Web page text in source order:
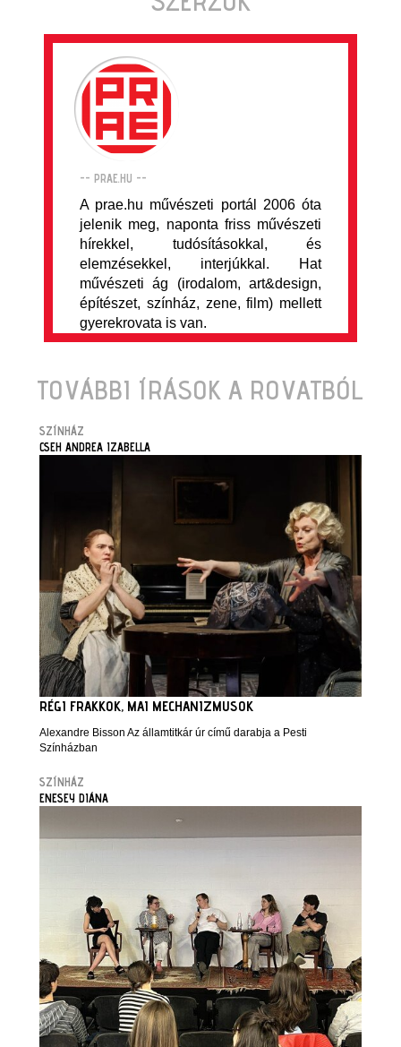
-- PRAE.HU --
A prae.hu művészeti portál 2006 óta
jelenik meg, naponta friss művészeti
hírekkel, tudósításokkal, és
elemzésekkel, interjúkkal. Hat
művészeti ág (irodalom, art&design,
építészet, színház, zene, film) mellett
gyerekrovata is van.
TOVÁBBI ÍRÁSOK A ROVATBÓL
SZÍNHÁZ
CSEH ANDREA IZABELLA
RÉGI FRAKKOK, MAI MECHANIZMUSOK
Alexandre Bisson Az államtitkár úr című darabja a Pesti
Színházban
SZÍNHÁZ
ENESEY DIÁNA